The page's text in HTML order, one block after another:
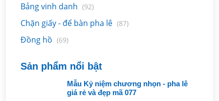
Bảng vinh danh (92)
Chặn giấy - để bàn pha lê (87)
Đồng hồ (69)
Sản phẩm nổi bật
Mẫu Kỷ niệm chương nhọn - pha lê
giá rẻ và đẹp mã 077